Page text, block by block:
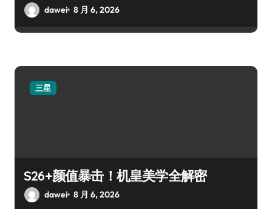
dawei 8 月 6, 2026
三星
S26+颜值暴击！机皇美学全解密
dawei 8 月 6, 2026